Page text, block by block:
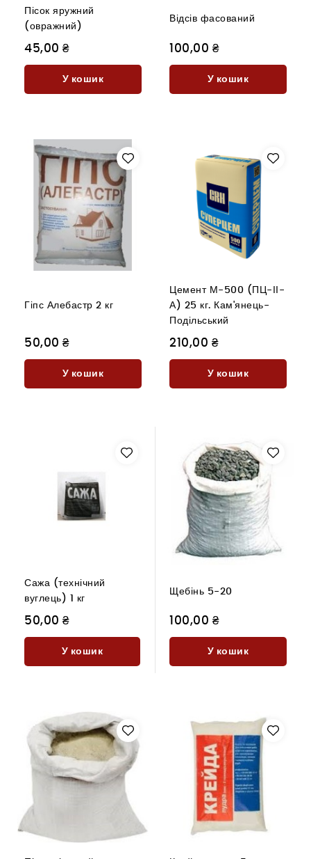
Пісок яружний
(овражний)
45,00 ₴
У кошик
Відсів фасований
100,00 ₴
У кошик
Гіпс Алебастр 2 кг
50,00 ₴
У кошик
Цемент М-500 (ПЦ-ІІ-
А) 25 кг. Кам'янець-
Подільський
210,00 ₴
У кошик
Сажа (технічний
вуглець) 1 кг
50,00 ₴
У кошик
Щебінь 5-20
100,00 ₴
У кошик